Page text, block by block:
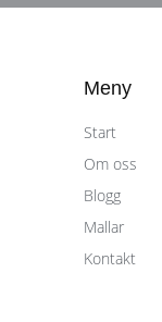
Meny
Start
Om oss
Blogg
Mallar
Kontakt